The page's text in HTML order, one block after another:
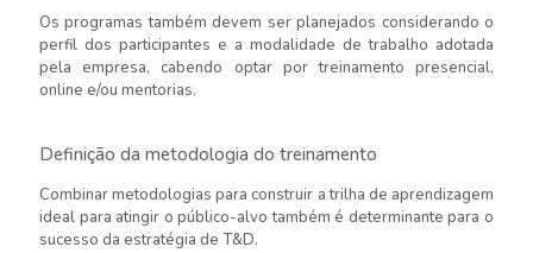
Os programas também devem ser planejados considerando o
perfil dos participantes e a modalidade de trabalho adotada
pela empresa, cabendo optar por treinamento presencial,
online e/ou mentorias.
Definição da metodologia do treinamento
Combinar metodologias para construir a trilha de aprendizagem
ideal para atingir o público-alvo também é determinante para o
sucesso da estratégia de T&D.